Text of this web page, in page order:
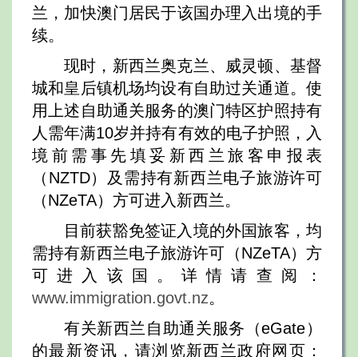
兰，加快澳门居民于该国办理入出境的手
续。
现时，新西兰奥克兰、威灵顿、基督
城和皇后镇机场均设有自助过关通道。使
用上述自助通关服务的澳门特区护照持有
人需年满10岁并持有有效的电子护照，入
境前需事先填妥新西兰旅客申报表
（NZTD）及需持有新西兰电子旅游许可
（NZeTA）方可进入新西兰。
目前获豁免签证入境的外国旅客，均
需持有新西兰电子旅游许可（NZeTA）方
可进入该国。详情请查阅：
www.immigration.govt.nz。
有关新西兰自助通关服务（eGate）
的最新资讯，请浏览新西兰政府网页：